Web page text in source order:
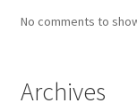
No comments to
Archives